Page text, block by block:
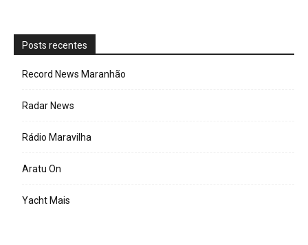
Posts recentes
Record News Maranhão
Radar News
Rádio Maravilha
Aratu On
Yacht Mais